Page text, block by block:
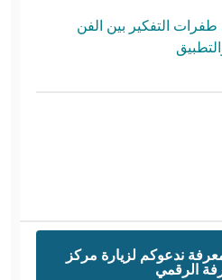
طفرات التفكير بين الفن
ندعوكم لزيارة مركز
الرقمي